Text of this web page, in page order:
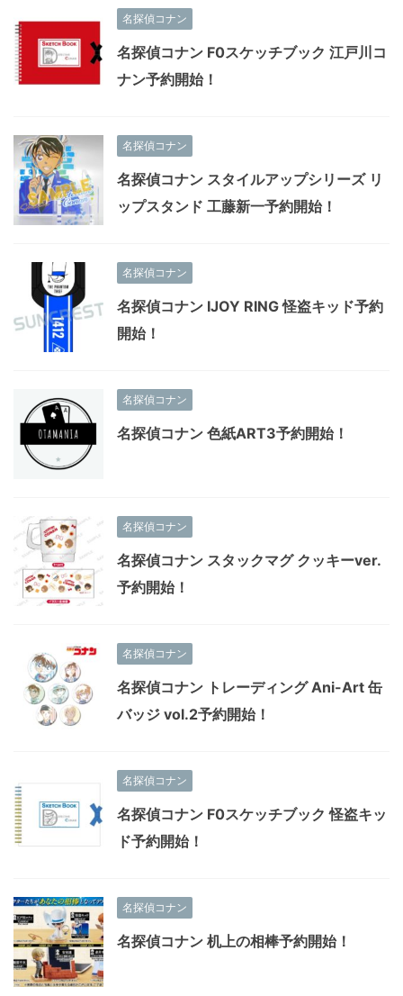
名探偵コナン
名探偵コナン F0スケッチブック 江戸川コ
ナン予約開始！
名探偵コナン
名探偵コナン スタイルアップシリーズ リ
ップスタンド 工藤新一予約開始！
名探偵コナン
名探偵コナン IJOY RING 怪盗キッド予約
開始！
名探偵コナン
名探偵コナン 色紙ART3予約開始！
名探偵コナン
名探偵コナン スタックマグ クッキーver.
予約開始！
名探偵コナン
名探偵コナン トレーディング Ani-Art 缶
バッジ vol.2予約開始！
名探偵コナン
名探偵コナン F0スケッチブック 怪盗キッ
ド予約開始！
名探偵コナン
名探偵コナン 机上の相棒予約開始！